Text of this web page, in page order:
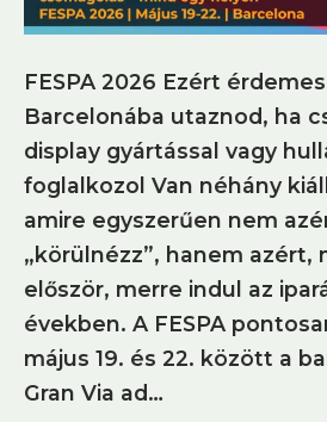
FESPA 2026 Ezért
Barcelonába utaznod, ha
display gyártással vagy
foglalkozol Van néhány
amire egyszerűen nem
„körülnézz”, hanem azért,
először, merre indul az
években. A FESPA
május 19. és 22. között a
Gran Via ad…